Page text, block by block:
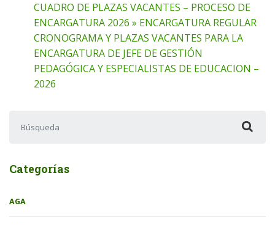
CUADRO DE PLAZAS VACANTES – PROCESO DE
ENCARGATURA 2026 » ENCARGATURA REGULAR
CRONOGRAMA Y PLAZAS VACANTES PARA LA
ENCARGATURA DE JEFE DE GESTIÓN
PEDAGÓGICA Y ESPECIALISTAS DE EDUCACION –
2026
Categorías
AGA